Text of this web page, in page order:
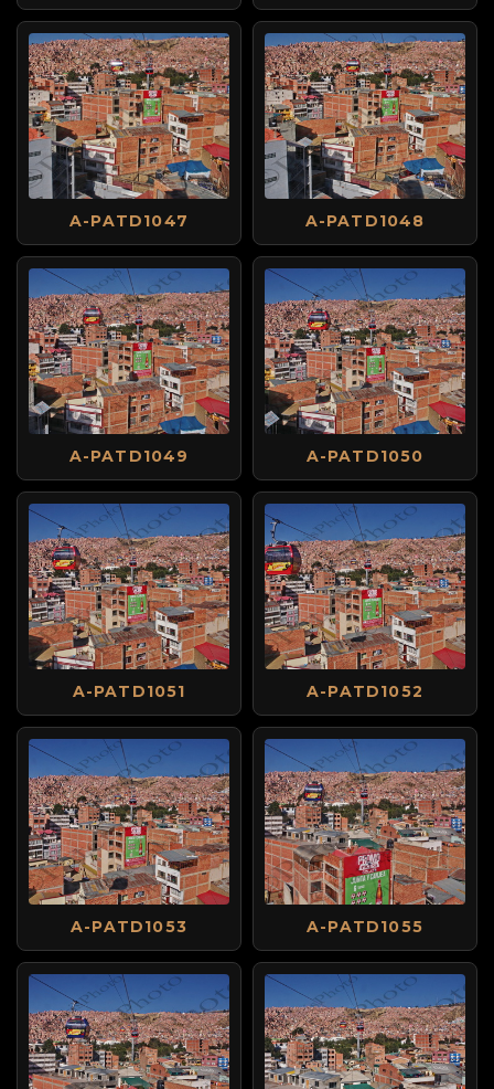
A-PATD1047 A-PATD1048
A-PATD1049 A-PATD1050
A-PATD1051 A-PATD1052
A-PATD1053 A-PATD1055